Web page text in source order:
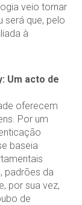
veio tornar
será que, pelo
à
Um acto de
oferecem
Por um
baseia
padrões da
por sua vez,
de